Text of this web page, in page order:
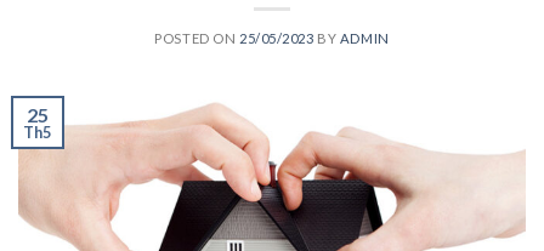
POSTED ON 25/05/2023 BY ADMIN
25
Th5